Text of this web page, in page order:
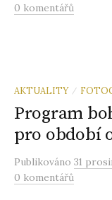
0 komentářů
AKTUALITY /
Program
pro období
Publikováno 31
0 komentářů